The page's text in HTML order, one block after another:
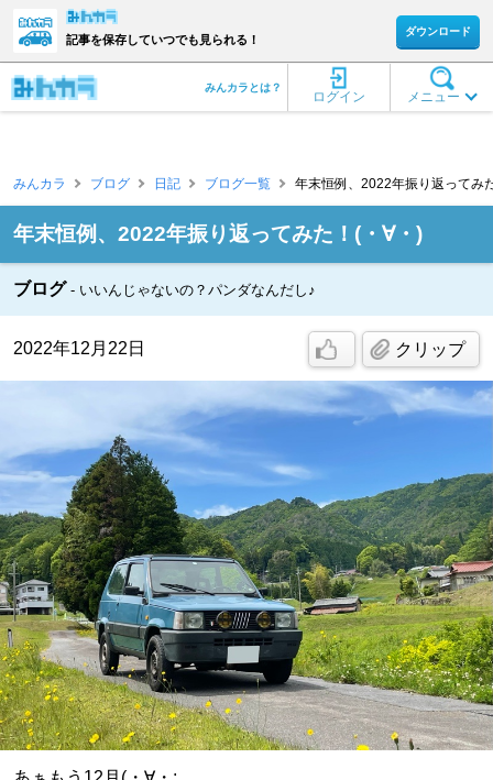
記事を保存していつでも見られる！
ダウンロード
メニュー
ログイン
みんカラとは？
みんカラ ブログ 日記 ブログ一覧 年末恒例、2022年振り返ってみ
年末恒例、2022年振り返ってみた！(・∀・)
ブログ いいんじゃないの？パンダなんだし♪
2022年12月22日 クリップ